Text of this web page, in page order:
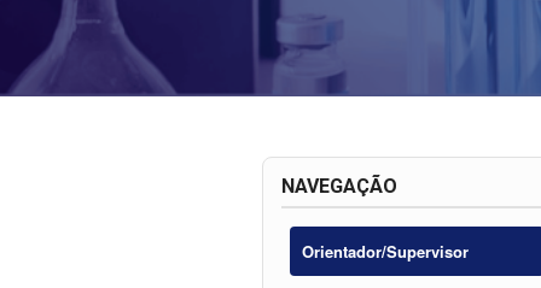
NAVEGAÇÃO
Orientador/Supervisor